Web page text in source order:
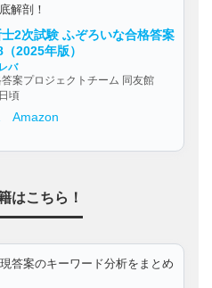
解剖！
2次試験 ふぞろいな合格答案
2025年版）
バ
案プロジェクトチーム 同友館
頃
Amazon
はこちら！
答案のキーワード分析をまとめ